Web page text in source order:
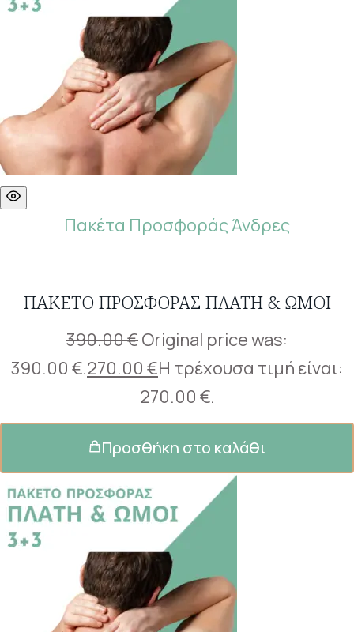
Πακέτα Προσφοράς Άνδρες
ΠΑΚΈΤΟ ΠΡΟΣΦΟΡΆΣ ΠΛΆΤΗ & ΏΜΟΙ
390.00€Original price was:
390.00 €.270.00 €Η τρέχουσα τιμή είναι:
270.00 €.
Προσθήκη στο καλάθι